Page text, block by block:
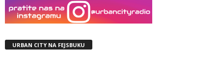
URBAN CITY NA FEJSBUKU